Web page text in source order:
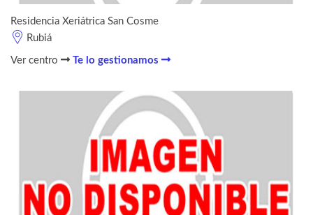
Residencia Xeriátrica San Cosme
Rubiá
Ver centro Te lo gestionamos